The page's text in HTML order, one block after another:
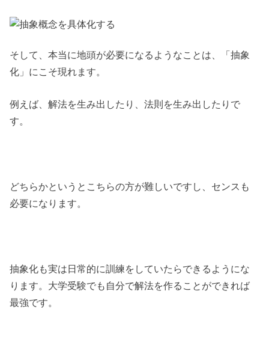
そして、本当に地頭が必要になるようなことは、「抽象
化」にこそ現れます。
例えば、解法を生み出したり、法則を生み出したりで
す。
どちらかというとこちらの方が難しいですし、センスも
必要になります。
抽象化も実は日常的に訓練をしていたらできるようにな
ります。大学受験でも自分で解法を作ることができれば
最強です。